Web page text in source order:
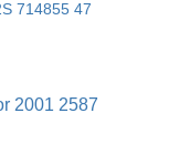
714855 47